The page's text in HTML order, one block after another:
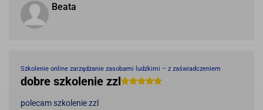
Beata
Szkolenie online zarządzanie zasobami ludzkimi – z zaświadczeniem
dobre szkolenie zzl
polecam szkolenie zzl